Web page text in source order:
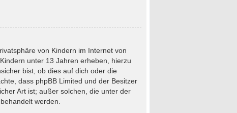
von Kindern im Internet von
unter 13 Jahren erheben, hierzu
bist, ob dies auf dich oder die
dass phpBB Limited und der Besitzer
Art ist; außer solchen, die unter der
werden.